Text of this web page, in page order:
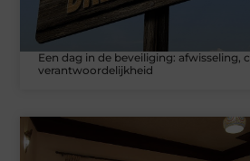
Een dag in de beveiliging: afwisseling,
verantwoordelijkheid